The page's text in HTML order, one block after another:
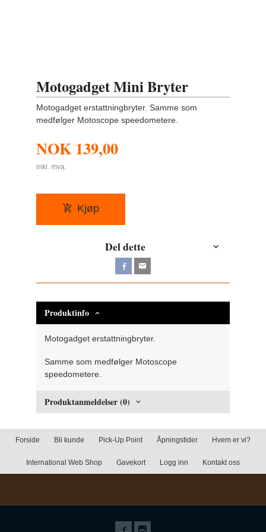
Motogadget Mini Bryter
Motogadget erstattningbryter. Samme som
medfølger Motoscope speedometere.
NOK 139,00
inkl. mva.
Kjøp
Del dette
Produktinfo
Motogadget erstattningbryter.
Samme som medfølger Motoscope
speedometere.
Produktanmeldelser (0)
Forside Bli kunde Pick-Up Point Åpningstider Hvem er vi?
International Web Shop Gavekort Logg inn Kontakt oss